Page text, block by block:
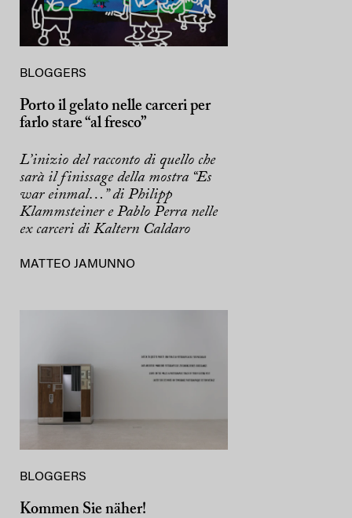
BLOGGERS
Porto il gelato nelle carceri per
farlo stare “al fresco”
L’inizio del racconto di quello che
sarà il finissage della mostra “Es
war einmal…” di Philipp
Klammsteiner e Pablo Perra nelle
ex carceri di Kaltern Caldaro
MATTEO JAMUNNO
BLOGGERS
Kommen Sie näher!